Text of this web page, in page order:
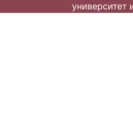
университет